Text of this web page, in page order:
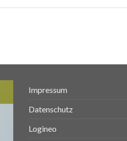
Impressum
Datenschutz
Logineo